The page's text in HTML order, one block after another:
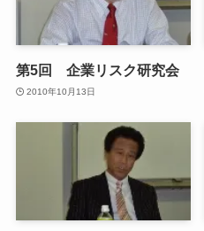
第5回 企業リスク研究会
2010年10月13日